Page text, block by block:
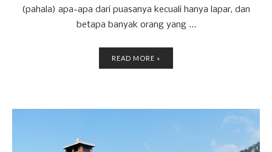
(pahala) apa-apa dari puasanya kecuali hanya lapar, dan
betapa banyak orang yang ...
READ MORE »